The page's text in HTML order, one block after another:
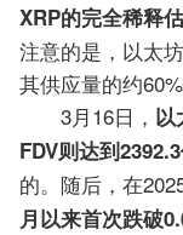
XRP的完全稀释
注意的是，以太
其供应量的约60%
3月16日， 以
FDV则达到
的。随后，在
月以来首次跌破